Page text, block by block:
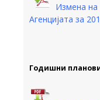
Измена на
Агенцијата за
Годишни